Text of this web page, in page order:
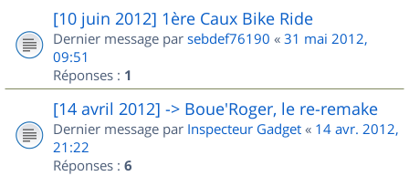
[10 juin 2012] 1ère Caux Bike Ride
Dernier message par sebdef76190 « 31 mai 2012,
09:51
Réponses : 1
[14 avril 2012] -> Boue'Roger, le re-remake
Dernier message par Inspecteur Gadget « 14 avr. 2012,
21:22
Réponses : 6